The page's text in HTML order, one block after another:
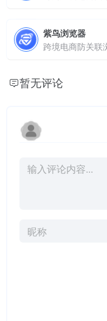
紫鸟浏览器
跨境电商防关联
暂无评论